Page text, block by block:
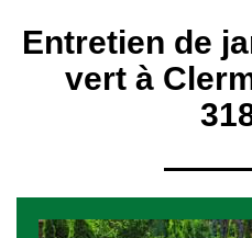
Entretien de
vert à